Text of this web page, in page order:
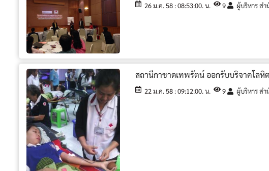
26 ม.ค. 58 : 08:53:00. น. 9 ผู้บริหาร สำ
สถานีกาชาดเทพรัตน์ ออกรับบริจาคโลหิต
22 ม.ค. 58 : 09:12:00. น. 9 ผู้บริหาร สำ